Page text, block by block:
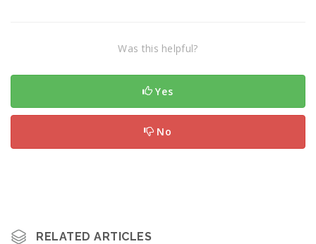
Was this helpful?
Yes
No
RELATED ARTICLES